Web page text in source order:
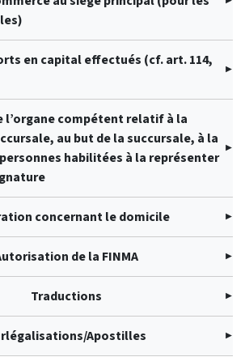
en capital effectués (cf. art. 114,
l’organe compétent relatif à la
au but de la succursale, à la
habilitées à la représenter
concernant le domicile
de la FINMA
Traductions
Apostilles